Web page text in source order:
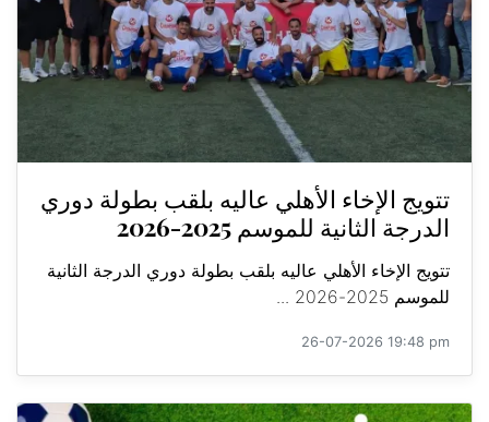
تتويج الإخاء الأهلي عاليه بلقب بطولة دوري
الدرجة الثانية للموسم 2025-2026
تتويج الإخاء الأهلي عاليه بلقب بطولة دوري الدرجة الثانية
للموسم 2025-2026 ...
26-07-2026 19:48 pm